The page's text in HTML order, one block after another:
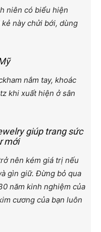
niên có biểu hiện
này chửi bới, dùng
nắm tay, khoác
khi xuất hiện ở sân
giúp trang sức
mới
nên kém giá trị nếu
gìn giữ. Đừng bỏ qua
năm kinh nghiệm của
cương của bạn luôn